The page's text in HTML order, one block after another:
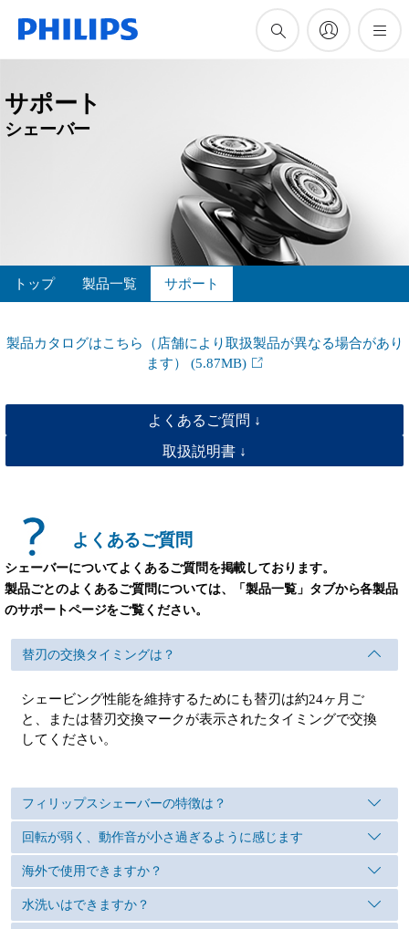
サポート
シェーバー
トップ 製品一覧 サポート
製品カタログはこちら（店舗により取扱製品が異なる場合があり
ます） (5.87MB)
よくあるご質問 ↓
取扱説明書 ↓
よくあるご質問
シェーバーについてよくあるご質問を掲載しております。
製品ごとのよくあるご質問については、「製品一覧」タブから各製品
のサポートページをご覧ください。
替刃の交換タイミングは？
シェービング性能を維持するためにも替刃は約24ヶ月ご
と、または替刃交換マークが表示されたタイミングで交換
してください。
フィリップスシェーバーの特徴は？
回転が弱く、動作音が小さ過ぎるように感じます
海外で使用できますか？
水洗いはできますか？